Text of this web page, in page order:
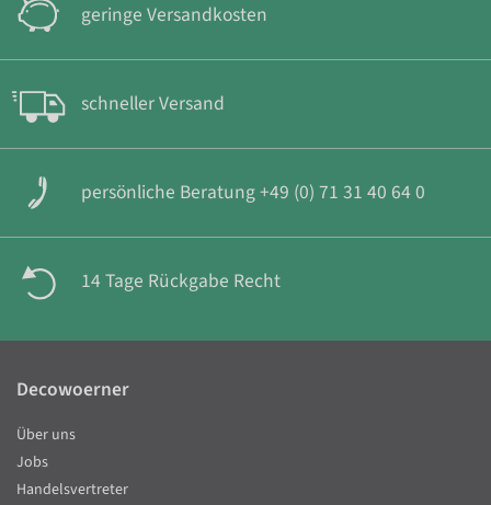
geringe Versandkosten
schneller Versand
persönliche Beratung +49 (0) 71 31 40 64 0
14 Tage Rückgabe Recht
Decowoerner
Über uns
Jobs
Handelsvertreter